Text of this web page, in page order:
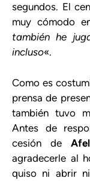
segundos. El
muy cómodo
también he
incluso«.
Como es
prensa de
también tuvo
Antes de
cesión de
agradecerle al
quiso ni abrir